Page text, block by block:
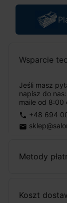
Wsparcie
Jeśli masz
napisz do
maile od 8:00
phone +48 694
email
Metody
Koszt